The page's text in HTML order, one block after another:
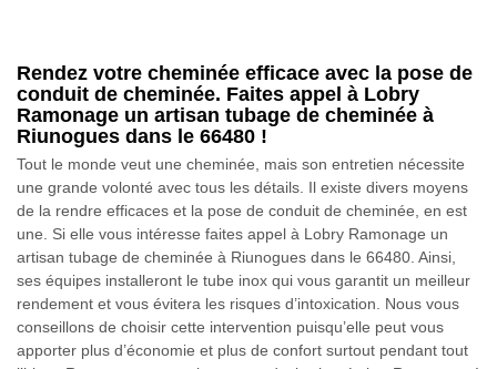
Rendez votre cheminée efficace avec la pose de
conduit de cheminée. Faites appel à Lobry
Ramonage un artisan tubage de cheminée à
Riunogues dans le 66480 !
Tout le monde veut une cheminée, mais son entretien nécessite
une grande volonté avec tous les détails. Il existe divers moyens
de la rendre efficaces et la pose de conduit de cheminée, en est
une. Si elle vous intéresse faites appel à Lobry Ramonage un
artisan tubage de cheminée à Riunogues dans le 66480. Ainsi,
ses équipes installeront le tube inox qui vous garantit un meilleur
rendement et vous évitera les risques d’intoxication. Nous vous
conseillons de choisir cette intervention puisqu’elle peut vous
apporter plus d’économie et plus de confort surtout pendant tout